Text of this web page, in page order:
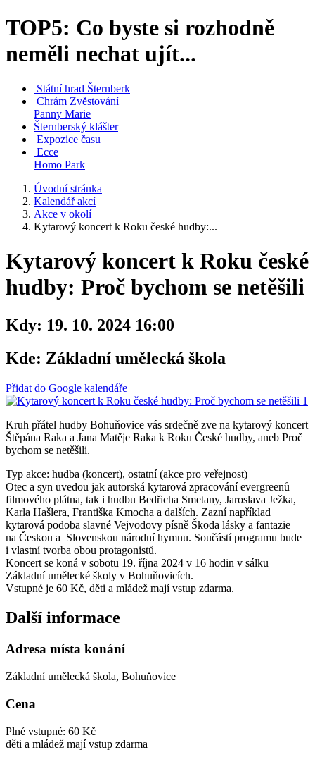
TOP5: Co byste si rozhodně
neměli nechat ujít...
Státní hrad Šternberk
Chrám Zvěstování
Panny Marie
Šternberský klášter
Expozice času
Ecce
Homo Park
Úvodní stránka
Kalendář akcí
Akce v okolí
Kytarový koncert k Roku české hudby:...
Kytarový koncert k Roku české
hudby: Proč bychom se netěšili
Kdy: 19. 10. 2024 16:00
Kde: Základní umělecká škola
Přidat do Google kalendáře
Kruh přátel hudby Bohuňovice vás srdečně zve na kytarový koncert
Štěpána Raka a Jana Matěje Raka k Roku České hudby, aneb Proč
bychom se netěšili.
Typ akce: hudba (koncert), ostatní (akce pro veřejnost)
Otec a syn uvedou jak autorská kytarová zpracování evergreenů
filmového plátna, tak i hudbu Bedřicha Smetany, Jaroslava Ježka,
Karla Hašlera, Františka Kmocha a dalších. Zazní například
kytarová podoba slavné Vejvodovy písně Škoda lásky a fantazie
na Českou a Slovenskou národní hymnu. Součástí programu bude
i vlastní tvorba obou protagonistů.
Koncert se koná v sobotu 19. října 2024 v 16 hodin v sálku
Základní umělecké školy v Bohuňovicích.
Vstupné je 60 Kč, děti a mládež mají vstup zdarma.
Další informace
Adresa místa konání
Základní umělecká škola, Bohuňovice
Cena
Plné vstupné: 60 Kč
děti a mládež mají vstup zdarma